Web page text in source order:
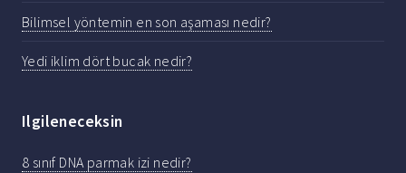
Bilimsel yöntemin en son aşaması nedir?
Yedi iklim dört bucak nedir?
Ilgileneceksin
8 sınıf DNA parmak izi nedir?